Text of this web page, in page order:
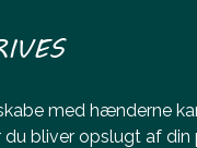
med hænderne
du bliver opslugt af